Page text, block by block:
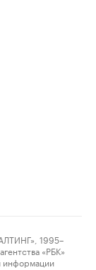
1995–
«РБК»
информации